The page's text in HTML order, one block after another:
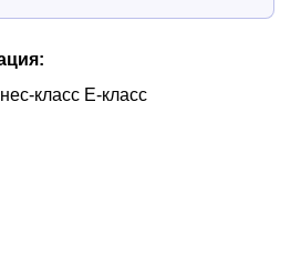
класс Е-класс